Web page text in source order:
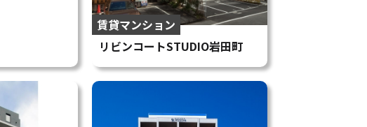
賃貸マンション
リビンコートSTUDIO岩田町